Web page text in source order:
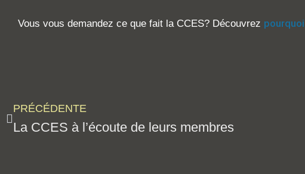
Vous vous demandez ce que fait la CCES? Découvrez
PRÉCÉDENTE
La CCES à l’écoute de leurs membres